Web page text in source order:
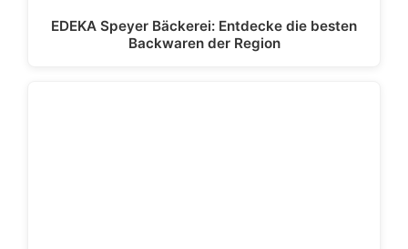
EDEKA Speyer Bäckerei: Entdecke die besten
Backwaren der Region